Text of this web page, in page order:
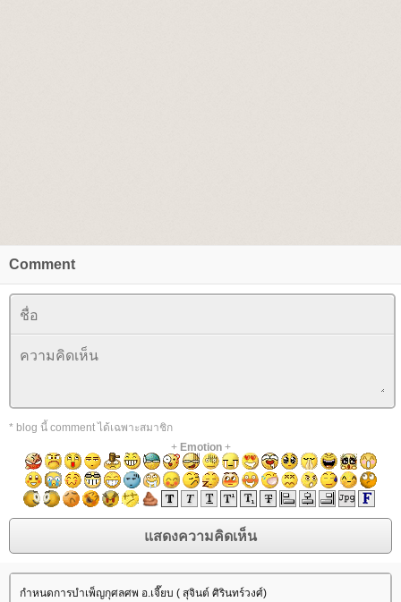
Comment
* blog นี้ comment ได้เฉพาะสมาชิก
+ Emotion+
กำหนดการบำเพ็ญกุศลศพ อ.เจี๊ยบ ( สุจินต์ ศิรินทร์วงศ์)